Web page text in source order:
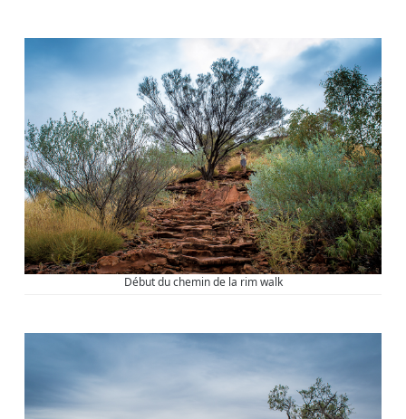
Début du chemin de la rim walk